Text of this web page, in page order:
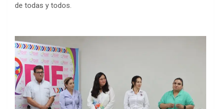
de todas y todos.